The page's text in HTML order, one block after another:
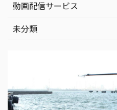
動画配信サービス
未分類